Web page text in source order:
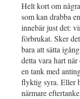
Helt kort om
som kan drabba
innebär just det:
förbrukat. Sker
bara att sätta
detta vara hart
en tank med
flyktig syra. Eller
närmare